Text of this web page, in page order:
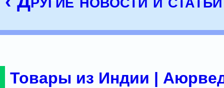
Товары из Индии |